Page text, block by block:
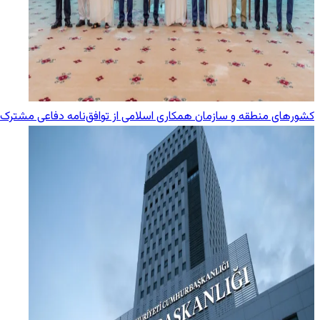
کشورهای منطقه و سازمان همکاری اسلامی از توافق‌نامه دفاعی